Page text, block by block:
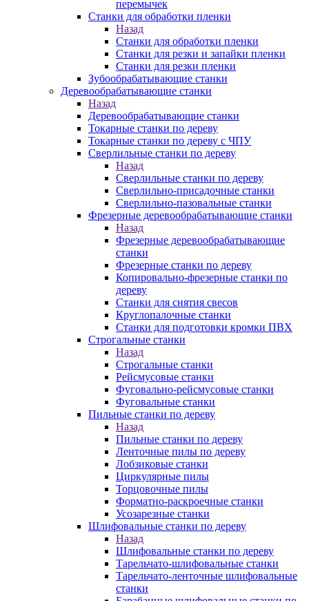
перемычек
Станки для обработки пленки
Назад
Станки для обработки пленки
Станки для резки и запайки пленки
Станки для резки пленки
Зубообрабатывающие станки
Деревообрабатывающие станки
Назад
Деревообрабатывающие станки
Токарные станки по дереву
Токарные станки по дереву с ЧПУ
Сверлильные станки по дереву
Назад
Сверлильные станки по дереву
Сверлильно-присадочные станки
Сверлильно-пазовальные станки
Фрезерные деревообрабатывающие станки
Назад
Фрезерные деревообрабатывающие
станки
Фрезерные станки по дереву
Копировально-фрезерные станки по
дереву
Станки для снятия свесов
Круглопалочные станки
Станки для подготовки кромки ПВХ
Строгальные станки
Назад
Строгальные станки
Рейсмусовые станки
Фуговально-рейсмусовые станки
Фуговальные станки
Пильные станки по дереву
Назад
Пильные станки по дереву
Ленточные пилы по дереву
Лобзиковые станки
Циркулярные пилы
Торцовочные пилы
Форматно-раскроечные станки
Усозарезные станки
Шлифовальные станки по дереву
Назад
Шлифовальные станки по дереву
Тарельчато-шлифовальные станки
Тарельчато-ленточные шлифовальные
станки